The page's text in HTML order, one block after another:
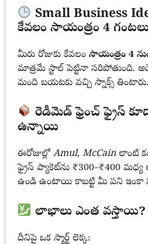
Small Business
కేవలం సాయంత్రం 4 గంటలు
మీరు రోజుకు కేవలం సాయంత్రం 4
మాత్రమే స్టాల్ పెట్టినా సరిపోతుంది.
మంది బయటకు వచ్చి స్నాక్స్ తింటారు.
రెడీమెడ్ ఫ్రెంచ్ ఫ్రైస్
ఉన్నాయి
ఈరోజుల్లో Amul, McCainలాంటి
ఫ్రైస్ ప్యాకెట్‌ను ₹300–₹400 మధ్య
ఉండి ఉంటాయి కాబట్టి మీ పని ఇంకా
లాభాలు ఎంత వస్తాయి?
దీనిపై ఒక స్మార్ట్ లెక్క: